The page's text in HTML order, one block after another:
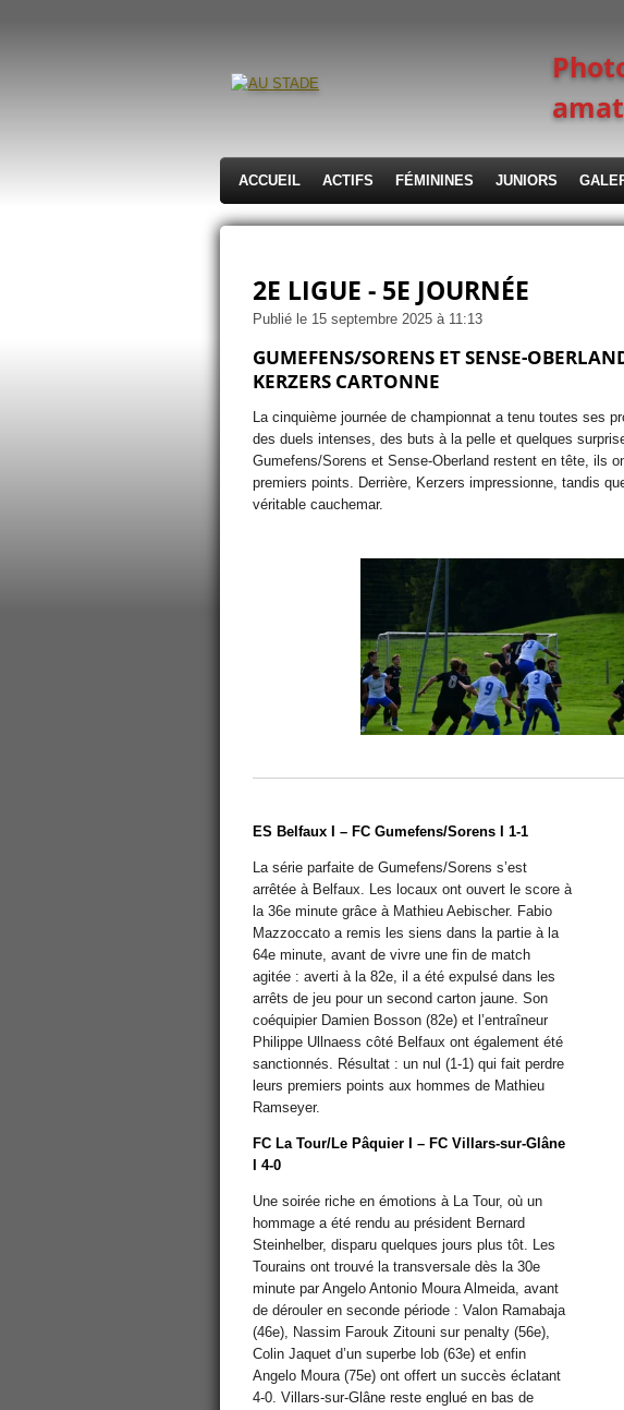
ACCUEIL ACTIFS FÉMININES JUNIORS
2E LIGUE - 5E JOURNÉE
Publié le 15 septembre 2025 à 11:13
GUMEFENS/SORENS ET SENSE-
KERZERS CARTONNE
La cinquième journée de championnat a tenu toutes ses
des duels intenses, des buts à la pelle et quelques
Gumefens/Sorens et Sense-Oberland restent en tête, ils
premiers points. Derrière, Kerzers impressionne, tandis
véritable cauchemar.
ES Belfaux I – FC Gumefens/Sorens I 1-1
La série parfaite de Gumefens/Sorens s’est
arrêtée à Belfaux. Les locaux ont ouvert le score à
la 36e minute grâce à Mathieu Aebischer. Fabio
Mazzoccato a remis les siens dans la partie à la
64e minute, avant de vivre une fin de match
agitée : averti à la 82e, il a été expulsé dans les
arrêts de jeu pour un second carton jaune. Son
coéquipier Damien Bosson (82e) et l’entraîneur
Philippe Ullnaess côté Belfaux ont également été
sanctionnés. Résultat : un nul (1-1) qui fait perdre
leurs premiers points aux hommes de Mathieu
Ramseyer.
FC La Tour/Le Pâquier I – FC Villars-sur-Glâne
I 4-0
Une soirée riche en émotions à La Tour, où un
hommage a été rendu au président Bernard
Steinhelber, disparu quelques jours plus tôt. Les
Tourains ont trouvé la transversale dès la 30e
minute par Angelo Antonio Moura Almeida, avant
de dérouler en seconde période : Valon Ramabaja
(46e), Nassim Farouk Zitouni sur penalty (56e),
Colin Jaquet d’un superbe lob (63e) et enfin
Angelo Moura (75e) ont offert un succès éclatant
4-0. Villars-sur-Glâne reste englué en bas de